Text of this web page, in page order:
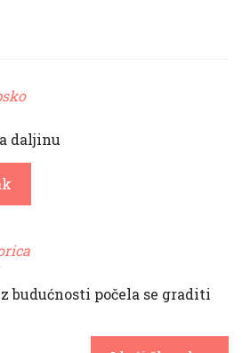
daljinu
budućnosti počela se graditi